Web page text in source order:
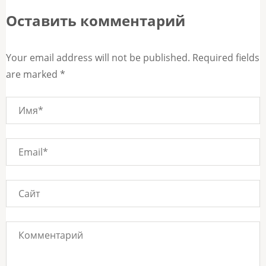
Оставить комментарий
Your email address will not be published. Required fields
are marked *